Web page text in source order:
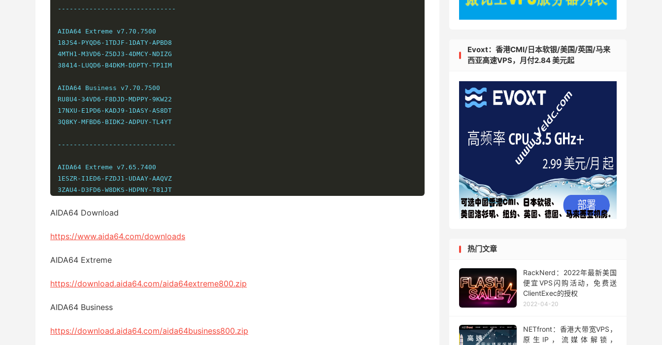
------------------------------
AIDA64 Extreme v7.70.7500
18JS4-PYQD6-1TDJF-1DATY-APBD8
4MTH1-M3VD6-Z5DJ3-4DMCY-NDIZG
38414-LUQD6-B4DKM-DDPTY-TP1IM
AIDA64 Business v7.70.7500
RU8U4-34VD6-F8DJD-MDPPY-9KW22
17NXU-E1PD6-KADJ9-1DASY-AS8DT
3Q8KY-MFBD6-BIDK2-ADPUY-TL4YT
------------------------------
AIDA64 Extreme v7.65.7400
1ESZR-I1ED6-FZDJ1-UDAAY-AAQVZ
3ZAU4-D3FD6-W8DKS-HDPNY-T81JT
1SALU-ZD2D6-R9DJ1-ZDAIY-ADBR3
D5R1U-W13D6-GWDJT-JDS4Y-S4PJH
------------------------------
AIDA64 Extreme v7.60.7300
3HXGY-JFHD6-4JDJF-HD27Y-TBCNW
AIDA64 Download
https://www.aida64.com/downloads
AIDA64 Extreme
https://download.aida64.com/aida64extreme800.zip
AIDA64 Business
https://download.aida64.com/aida64business800.zip
Evoxt：香港CMI/日本软银/美国/英国/马来
西亚高速VPS，月付2.84 美元起
热门文章
RackNerd：2022年最新美国
便宜VPS闪购活动，免费送
ClientExec的授权
2022-04-20
NETfront：香港大带宽VPS，
原生IP，流媒体解锁，